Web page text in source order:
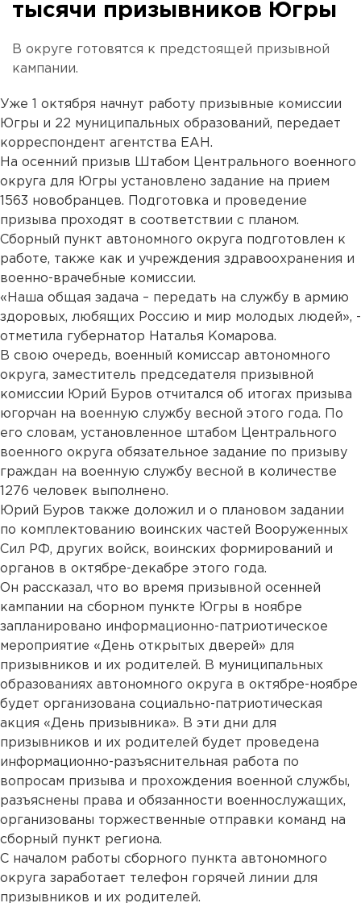
тысячи призывников Югры
В округе готовятся к предстоящей призывной
кампании.
Уже 1 октября начнут работу призывные комиссии
Югры и 22 муниципальных образований, передает
корреспондент агентства ЕАН.
На осенний призыв Штабом Центрального военного
округа для Югры установлено задание на прием
1563 новобранцев. Подготовка и проведение
призыва проходят в соответствии с планом.
Сборный пункт автономного округа подготовлен к
работе, также как и учреждения здравоохранения и
военно-врачебные комиссии.
«Наша общая задача – передать на службу в армию
здоровых, любящих Россию и мир молодых людей», -
отметила губернатор Наталья Комарова.
В свою очередь, военный комиссар автономного
округа, заместитель председателя призывной
комиссии Юрий Буров отчитался об итогах призыва
югорчан на военную службу весной этого года. По
его словам, установленное штабом Центрального
военного округа обязательное задание по призыву
граждан на военную службу весной в количестве
1276 человек выполнено.
Юрий Буров также доложил и о плановом задании
по комплектованию воинских частей Вооруженных
Сил РФ, других войск, воинских формирований и
органов в октябре-декабре этого года.
Он рассказал, что во время призывной осенней
кампании на сборном пункте Югры в ноябре
запланировано информационно-патриотическое
мероприятие «День открытых дверей» для
призывников и их родителей. В муниципальных
образованиях автономного округа в октябре-ноябре
будет организована социально-патриотическая
акция «День призывника». В эти дни для
призывников и их родителей будет проведена
информационно-разъяснительная работа по
вопросам призыва и прохождения военной службы,
разъяснены права и обязанности военнослужащих,
организованы торжественные отправки команд на
сборный пункт региона.
С началом работы сборного пункта автономного
округа заработает телефон горячей линии для
призывников и их родителей.